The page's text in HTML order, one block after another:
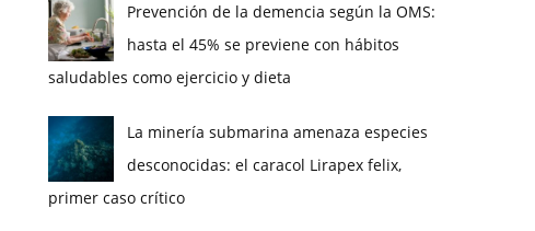
Prevención de la demencia según la OMS:
hasta el 45% se previene con hábitos
saludables como ejercicio y dieta
La minería submarina amenaza especies
desconocidas: el caracol Lirapex felix,
primer caso crítico